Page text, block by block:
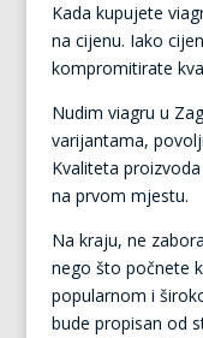
Kada kupujete
na cijenu. Iako
kompromitirate
Nudim viagru u
varijantama,
Kvaliteta
na prvom mjestu.
Na kraju, ne
nego što počnete
popularnom i
bude propisan od